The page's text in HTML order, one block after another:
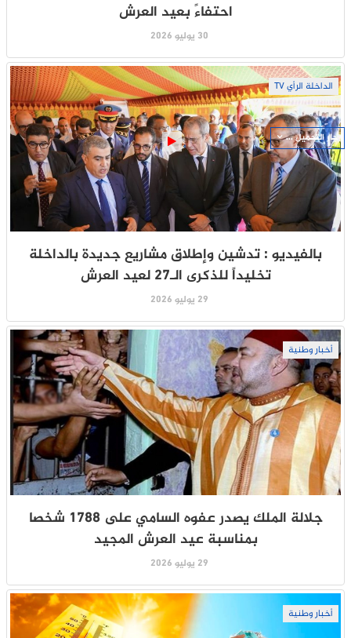
احتفاءً بعيد العرش
30 يوليو 2026
الداخلة الرأي TV
بالفيديو : تدشين وإطلاق مشاريع جديدة بالداخلة
تخليداً للذكرى الـ27 لعيد العرش
29 يوليو 2026
أخبار وطنية
جلالة الملك يصدر عفوه السامي على 1788 شخصا
بمناسبة عيد العرش المجيد
29 يوليو 2026
أخبار وطنية
جار التحميل ...